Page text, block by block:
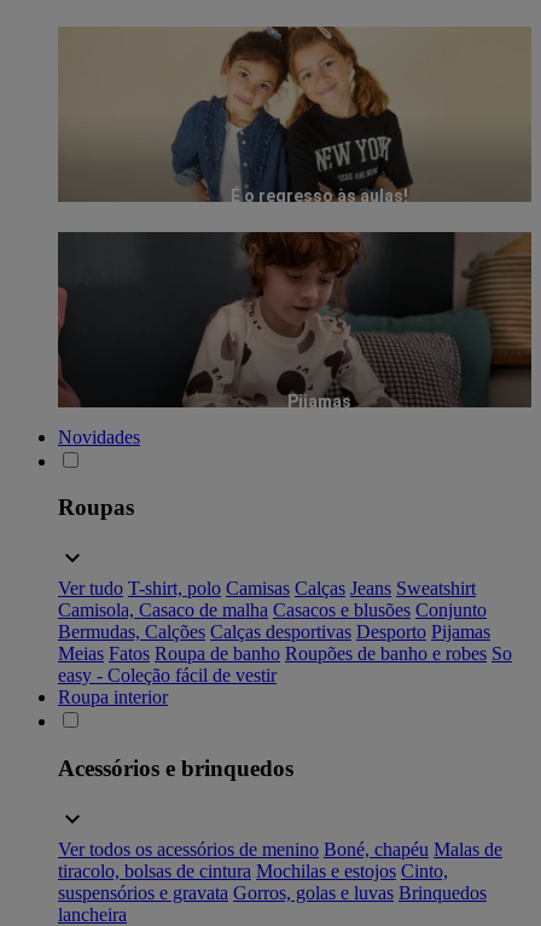
É o regresso às aulas!
Pijamas
Novidades
Roupas
Ver tudo T-shirt, polo Camisas Calças Jeans Sweatshirt
Camisola, Casaco de malha Casacos e blusões Conjunto
Bermudas, Calções Calças desportivas Desporto Pijamas
Meias Fatos Roupa de banho Roupões de banho e robes So
easy - Coleção fácil de vestir
Roupa interior
Acessórios e brinquedos
Ver todos os acessórios de menino Boné, chapéu Malas de
tiracolo, bolsas de cintura Mochilas e estojos Cinto,
suspensórios e gravata Gorros, golas e luvas Brinquedos
lancheira